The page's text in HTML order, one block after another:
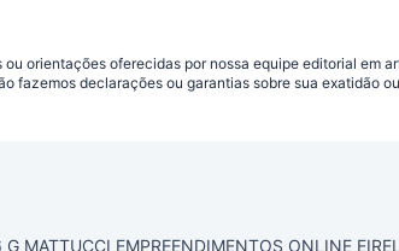
orientações oferecidas por nossa equipe editorial em
fazemos declarações ou garantias sobre sua exatidão
MATTUCCI EMPREENDIMENTOS ONLINE